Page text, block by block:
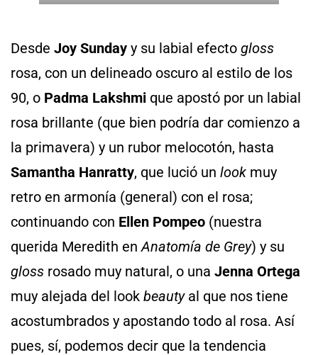
Desde Joy Sunday y su labial efecto gloss
rosa, con un delineado oscuro al estilo de los
90, o Padma Lakshmi que apostó por un labial
rosa brillante (que bien podría dar comienzo a
la primavera) y un rubor melocotón, hasta
Samantha Hanratty, que lució un look muy
retro en armonía (general) con el rosa;
continuando con Ellen Pompeo (nuestra
querida Meredith en Anatomía de Grey) y su
gloss rosado muy natural, o una Jenna Ortega
muy alejada del look beautyal que nos tiene
acostumbrados y apostando todo al rosa. Así
pues, sí, podemos decir que la tendencia